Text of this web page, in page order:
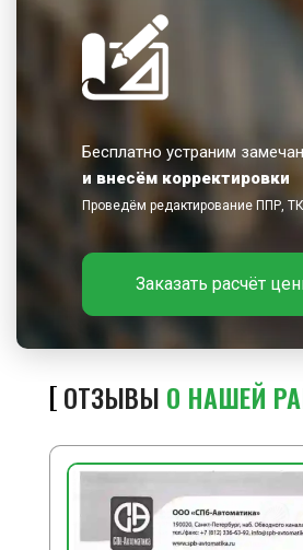
Бесплатно устраним
и внесём корректировки
Проведём редактирование ППР,
Заказать расчёт
ОТЗЫВЫ О НАШЕЙ